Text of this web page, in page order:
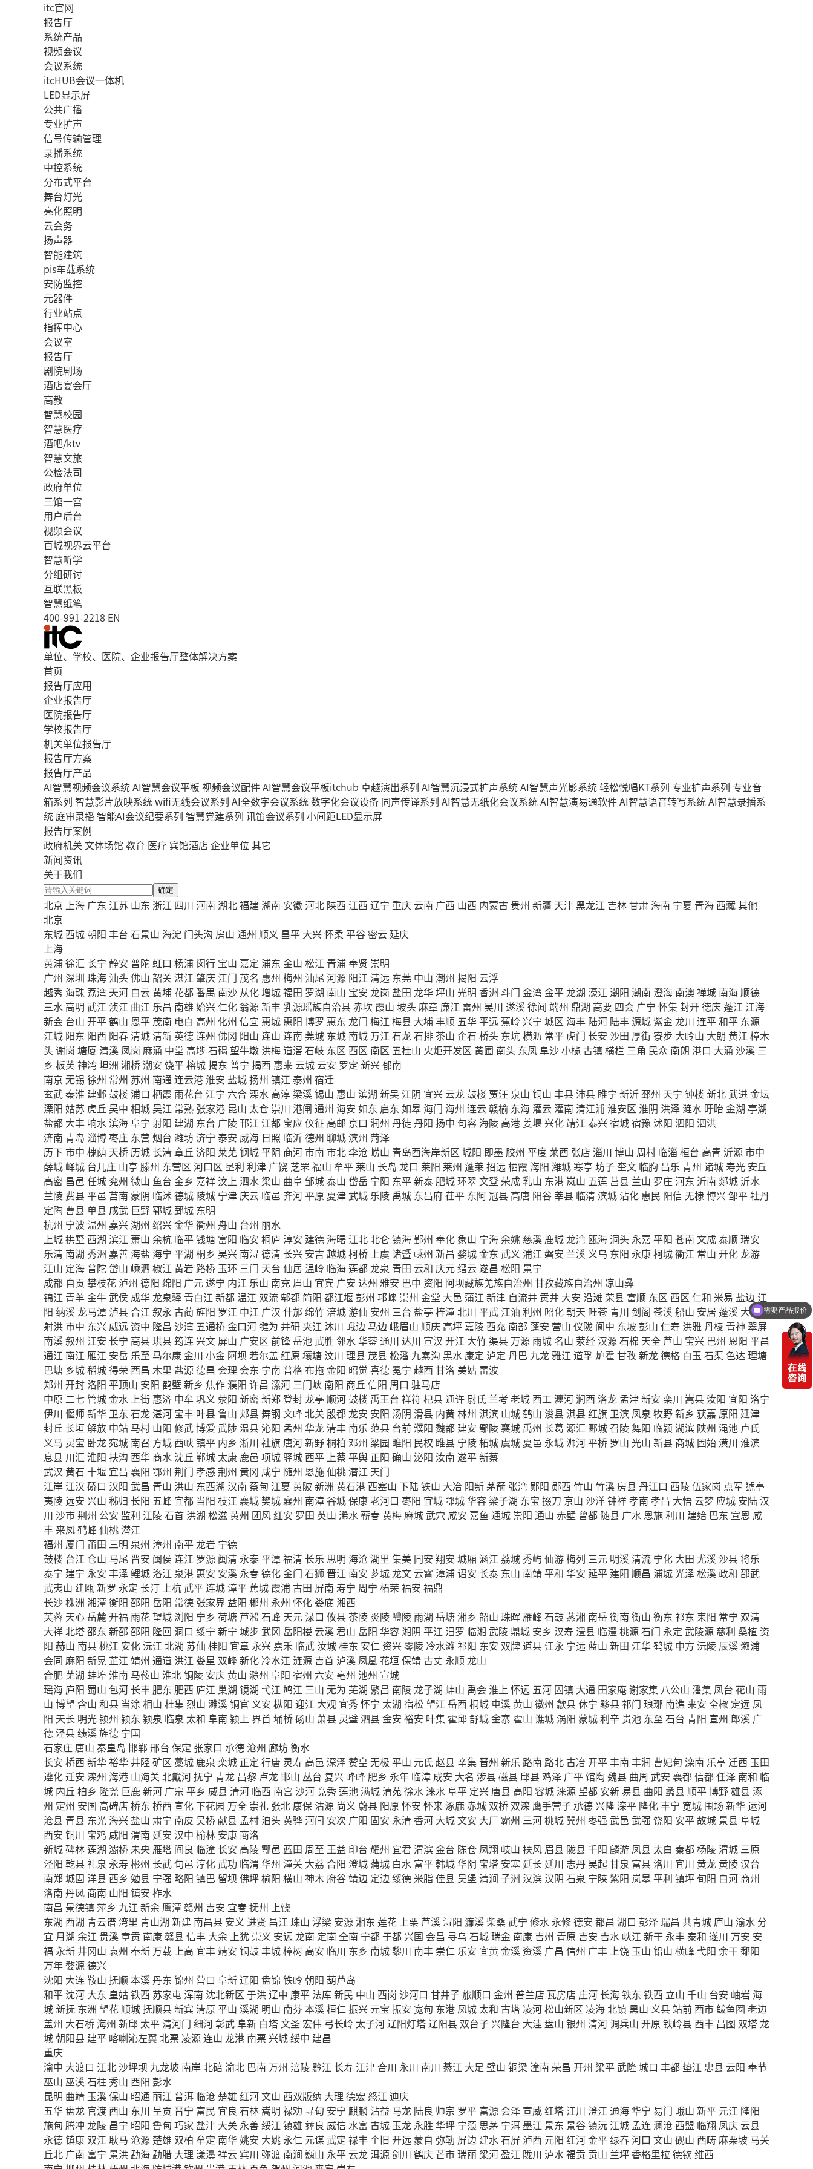
itc官网
报告厅
系统产品
视频会议
会议系统
itcHUB会议一体机
LED显示屏
公共广播
专业扩声
信号传输管理
录播系统
中控系统
分布式平台
舞台灯光
亮化照明
云会务
扬声器
智能建筑
pis车载系统
安防监控
元器件
行业站点
指挥中心
会议室
报告厅
剧院剧场
酒店宴会厅
高教
智慧校园
智慧医疗
酒吧/ktv
智慧文旅
公检法司
政府单位
三馆一宫
用户后台
视频会议
百城视界云平台
智慧听学
分组研讨
互联黑板
智慧纸笔
400-991-2218 EN
单位、学校、医院、企业报告厅整体解决方案
首页
报告厅应用
企业报告厅
医院报告厅
学校报告厅
机关单位报告厅
报告厅方案
报告厅产品
AI智慧视频会议系统AI智慧会议平板 视频会议配件AI智慧会议平板itchub 卓越演出系列 AI智慧沉浸式扩声系统AI智慧声光影系统轻松悦唱KT系列 专业扩声系列 专业音
箱系列 智慧影片放映系统wifi无线会议系列 AI全数字会议系统数字化会议设备 同声传译系列 AI智慧无纸化会议系统AI智慧演易通软件AI智慧语音转写系统AI智慧录播系
统 庭审录播智能AI会议纪要系列 智慧党建系列 讯笛会议系列 小间距LED显示屏
报告厅案例
政府机关 文体场馆 教育 医疗 宾馆酒店 企业单位 其它
新闻资讯
关于我们
确定
北京 上海 广东 江苏 山东 浙江 四川 河南 湖北福建湖南 安徽河北 陕西 江西 辽宁 重庆 云南 广西 山西 内蒙古 贵州 新疆 天津黑龙江 吉林甘肃 海南 宁夏 青海 西藏其他
北京
东城 西城朝阳 丰台 石景山 海淀 门头沟 房山 通州 顺义 昌平 大兴怀柔平谷 密云延庆
上海
黄浦徐汇 长宁 静安 普陀 虹口 杨浦 闵行 宝山 嘉定 浦东 金山 松江 青浦奉贤 崇明
广州 深圳 珠海 汕头佛山 韶关 湛江 肇庆 江门 茂名 惠州 梅州 汕尾 河源 阳江 清远 东莞 中山 潮州 揭阳 云浮
越秀 海珠 荔湾 天河 白云黄埔 花都番禺 南沙 从化增城福田 罗湖 南山 宝安 龙岗 盐田 龙华坪山 光明 香洲 斗门 金湾金平龙湖 濠江 潮阳 潮南 澄海 南澳禅城 南海 顺德
三水 高明 武江 浈江 曲江 乐昌 南雄 始兴仁化 翁源新丰乳源瑶族自治县赤坎 霞山 坡头麻章 廉江 雷州 吴川 遂溪徐闻 端州 鼎湖 高要 四会 广宁 怀集封开德庆 蓬江 江海
新会 台山 开平鹤山 恩平 茂南 电白 高州 化州 信宜 惠城 惠阳 博罗 惠东 龙门 梅江 梅县 大埔丰顺 五华平远 蕉岭 兴宁 城区 海丰 陆河 陆丰源城紫金龙川 连平和平 东源
江城 阳东 阳西 阳春清城清新 英德连州 佛冈 阳山 连山 连南 莞城 东城 南城 万江 石龙石排茶山 企石 桥头 东坑横沥 常平 虎门 长安 沙田 厚街寮步 大岭山 大朗 黄江 樟木
头谢岗 塘厦 清溪 凤岗 麻涌 中堂 高埗石碣 望牛墩 洪梅道滘 石岐 东区 西区 南区 五桂山 火炬开发区 黄圃 南头 东凤阜沙小榄 古镇横栏 三角 民众 南朗 港口 大涌 沙溪 三
乡 板芙 神湾坦洲 湘桥潮安 饶平榕城揭东 普宁 揭西 惠来 云城 云安 罗定 新兴郁南
南京 无锡 徐州 常州 苏州 南通连云港淮安 盐城扬州 镇江 泰州 宿迁
玄武秦淮 建邺鼓楼 浦口 栖霞 雨花台 江宁 六合 溧水 高淳 梁溪锡山 惠山 滨湖 新吴 江阴 宜兴 云龙鼓楼 贾汪 泉山 铜山 丰县 沛县 睢宁 新沂邳州 天宁 钟楼 新北武进金坛
溧阳 姑苏 虎丘 吴中 相城吴江 常熟 张家港 昆山 太仓 崇川 港闸 通州 海安 如东 启东 如皋 海门 海州 连云赣榆 东海灌云灌南 清江浦淮安区 淮阴 洪泽 涟水 盱眙金湖 亭湖
盐都 大丰 响水滨海阜宁 射阳 建湖 东台 广陵邗江 江都 宝应 仪征 高邮 京口 润州 丹徒丹阳 扬中 句容 海陵 高港姜堰兴化靖江 泰兴宿城宿豫 沭阳 泗阳 泗洪
济南 青岛 淄博枣庄 东营 烟台 潍坊济宁 泰安 威海 日照 临沂德州 聊城滨州 菏泽
历下市中 槐荫 天桥 历城 长清章丘 济阳 莱芜钢城平阴 商河市南 市北李沧 崂山 青岛西海岸新区 城阳 即墨 胶州 平度 莱西 张店 淄川 博山 周村 临淄 桓台 高青 沂源市中
薛城 峄城 台儿庄 山亭 滕州 东营区 河口区 垦利 利津 广饶 芝罘福山 牟平 莱山 长岛 龙口 莱阳 莱州 蓬莱招远 栖霞 海阳 潍城 寒亭 坊子奎文 临朐 昌乐 青州 诸城寿光 安丘
高密 昌邑 任城 兖州 微山 鱼台 金乡 嘉祥 汶上 泗水 梁山 曲阜邹城泰山 岱岳 宁阳 东平新泰 肥城环翠文登 荣成乳山 东港 岚山 五莲 莒县 兰山 罗庄河东 沂南 郯城 沂水
兰陵 费县平邑 莒南 蒙阴 临沭德城 陵城 宁津 庆云 临邑 齐河平原 夏津武城 乐陵 禹城 东昌府茌平 东阿冠县 高唐 阳谷莘县 临清滨城 沾化 惠民 阳信无棣博兴邹平牡丹
定陶 曹县单县 成武 巨野 郓城 鄄城 东明
杭州 宁波 温州 嘉兴湖州 绍兴金华衢州 舟山 台州 丽水
上城拱墅 西湖 滨江 萧山 余杭 临平钱塘 富阳 临安 桐庐 淳安 建德 海曙 江北北仑镇海鄞州 奉化 象山 宁海余姚 慈溪 鹿城龙湾 瓯海洞头 永嘉 平阳 苍南 文成泰顺瑞安
乐清 南湖 秀洲 嘉善 海盐 海宁 平湖 桐乡 吴兴 南浔德清 长兴 安吉 越城柯桥 上虞 诸暨 嵊州 新昌 婺城金东 武义 浦江 磐安 兰溪 义乌 东阳 永康柯城衢江 常山 开化龙游
江山 定海普陀 岱山 嵊泗 椒江 黄岩 路桥 玉环 三门 天台 仙居 温岭 临海莲都龙泉 青田 云和 庆元缙云遂昌 松阳 景宁
成都 自贡 攀枝花 泸州 德阳 绵阳 广元遂宁 内江 乐山 南充 眉山 宜宾 广安 达州 雅安 巴中 资阳 阿坝藏族羌族自治州 甘孜藏族自治州 凉山彝
锦江 青羊金牛武侯 成华龙泉驿 青白江 新都 温江 双流郫都 简阳 都江堰彭州 邛崃 崇州 金堂 大邑 蒲江 新津 自流井 贡井 大安 沿滩 荣县 富顺 东区 西区 仁和 米易 盐边 江
阳 纳溪龙马潭 泸县合江 叙永古蔺旌阳 罗江 中江 广汉 什邡 绵竹 涪城游仙 安州 三台 盐亭 梓潼北川 平武 江油 利州 昭化朝天 旺苍 青川 剑阁 苍溪船山 安居 蓬溪 大英
射洪市中 东兴 威远 资中 隆昌 沙湾 五通桥金口河犍为 井研 夹江 沐川 峨边 马边 峨眉山 顺庆 高坪 嘉陵 西充 南部 蓬安 营山 仪陇 阆中 东坡彭山 仁寿 洪雅丹棱 青神 翠屏
南溪叙州 江安 长宁 高县珙县筠连兴文 屏山 广安区 前锋岳池武胜 邻水华蓥 通川 达川 宣汉 开江 大竹 渠县 万源雨城 名山 荥经汉源石棉 天全 芦山 宝兴 巴州 恩阳 平昌
通江 南江 雁江 安岳 乐至 马尔康金川 小金 阿坝 若尔盖 红原 壤塘 汶川 理县 茂县松潘 九寨沟 黑水 康定 泸定 丹巴 九龙雅江 道孚炉霍 甘孜新龙德格 白玉 石渠色达 理塘
巴塘 乡城稻城得荣 西昌 木里 盐源德昌 会理 会东 宁南 普格布拖金阳 昭觉 喜德 冕宁 越西 甘洛 美姑 雷波
郑州 开封洛阳 平顶山 安阳 鹤壁新乡 焦作濮阳 许昌 漯河 三门峡 南阳 商丘 信阳 周口 驻马店
中原 二七 管城金水 上街 惠济 中牟巩义 荥阳 新密 新郑登封龙亭 顺河鼓楼 禹王台 祥符 杞县通许 尉氏 兰考 老城 西工瀍河涧西 洛龙 孟津新安 栾川 嵩县 汝阳 宜阳 洛宁
伊川 偃师新华 卫东 石龙湛河 宝丰 叶县鲁山 郏县舞钢 文峰 北关 殷都龙安 安阳 汤阴 滑县 内黄林州 淇滨 山城鹤山 浚县淇县红旗 卫滨 凤泉 牧野新乡 获嘉 原阳 延津
封丘 长垣解放 中站 马村 山阳 修武博爱 武陟 温县沁阳 孟州 华龙清丰 南乐 范县 台前濮阳 魏都 建安 鄢陵襄城 禹州 长葛 源汇 郾城召陵舞阳 临颍 湖滨 陕州 渑池 卢氏
义马 灵宝 卧龙宛城 南召 方城 西峡镇平 内乡 淅川 社旗 唐河新野桐柏 邓州 梁园 睢阳 民权 睢县 宁陵柘城 虞城 夏邑 永城浉河平桥 罗山 光山 新县 商城 固始潢川 淮滨
息县 川汇 淮阳 扶沟 西华 商水 沈丘 郸城 太康 鹿邑 项城驿城 西平 上蔡 平舆 正阳 确山 泌阳 汝南 遂平新蔡
武汉 黄石 十堰 宜昌 襄阳 鄂州 荆门 孝感荆州 黄冈 咸宁 随州 恩施仙桃潜江 天门
江岸 江汉 硚口 汉阳 武昌 青山 洪山 东西湖 汉南 蔡甸 江夏 黄陂 新洲 黄石港 西塞山 下陆铁山 大冶 阳新茅箭 张湾 郧阳 郧西 竹山 竹溪 房县丹江口 西陵伍家岗 点军 猇亭
夷陵远安 兴山 秭归 长阳 五峰 宜都 当阳 枝江 襄城樊城襄州 南漳谷城保康老河口 枣阳 宜城鄂城华容 梁子湖 东宝 掇刀 京山 沙洋钟祥孝南 孝昌 大悟 云梦 应城 安陆汉
川 沙市荆州 公安 监利 江陵石首 洪湖 松滋黄州 团风红安 罗田 英山 浠水蕲春黄梅麻城武穴 咸安 嘉鱼 通城 崇阳 通山 赤壁 曾都 随县 广水 恩施利川 建始 巴东 宣恩 咸
丰 来凤鹤峰 仙桃潜江
福州 厦门 莆田 三明 泉州 漳州 南平龙岩 宁德
鼓楼 台江 仓山 马尾 晋安 闽侯连江 罗源 闽清 永泰平潭福清 长乐 思明 海沧 湖里 集美 同安 翔安 城厢 涵江 荔城秀屿仙游梅列 三元 明溪清流 宁化 大田 尤溪沙县将乐
泰宁 建宁 永安 丰泽鲤城洛江 泉港 惠安 安溪 永春德化金门 石狮 晋江 南安 芗城龙文 云霄 漳浦诏安 长泰 东山 南靖平和 华安 延平 建阳 顺昌 浦城光泽松溪政和 邵武
武夷山 建瓯新罗 永定 长汀 上杭武平连城 漳平 蕉城 霞浦古田 屏南 寿宁 周宁 柘荣 福安 福鼎
长沙株洲 湘潭衡阳 邵阳 岳阳 常德 张家界 益阳 郴州 永州 怀化 娄底湘西
芙蓉 天心岳麓开福 雨花望城 浏阳 宁乡 荷塘 芦淞石峰 天元 渌口 攸县茶陵 炎陵醴陵雨湖 岳塘湘乡 韶山 珠晖 雁峰 石鼓 蒸湘 南岳衡南 衡山 衡东 祁东 耒阳 常宁 双清
大祥北塔邵东 新邵邵阳 隆回 洞口 绥宁 新宁 城步 武冈 岳阳楼 云溪君山 岳阳 华容湘阴 平江 汨罗 临湘 武陵鼎城 安乡 汉寿 澧县 临澧桃源石门 永定 武陵源 慈利 桑植 资
阳 赫山 南县桃江 安化沅江 北湖 苏仙 桂阳 宜章 永兴 嘉禾 临武 汝城桂东 安仁 资兴零陵 冷水滩 祁阳 东安 双牌道县 江永 宁远 蓝山 新田 江华鹤城 中方 沅陵 辰溪 溆浦
会同 麻阳 新晃 芷江 靖州 通道 洪江 娄星 双峰 新化 冷水江 涟源 吉首 泸溪 凤凰 花垣保靖古丈 永顺龙山
合肥 芜湖 蚌埠淮南 马鞍山 淮北铜陵 安庆黄山 滁州 阜阳 宿州 六安 亳州 池州 宣城
瑶海 庐阳 蜀山 包河 长丰 肥东 肥西 庐江 巢湖 镜湖 弋江 鸠江 三山 无为 芜湖 繁昌 南陵龙子湖 蚌山 禹会淮上 怀远 五河 固镇 大通 田家庵谢家集 八公山 潘集 凤台 花山 雨
山 博望 含山 和县 当涂相山 杜集 烈山 濉溪铜官 义安 枞阳 迎江 大观 宜秀怀宁 太湖 宿松 望江 岳西 桐城 屯溪黄山 徽州 歙县休宁 黟县祁门 琅琊 南谯 来安 全椒 定远 凤
阳 天长 明光颍州 颍东 颍泉 临泉 太和 阜南 颍上 界首埇桥砀山 萧县 灵璧泗县金安 裕安 叶集 霍邱舒城金寨 霍山 谯城 涡阳 蒙城利辛 贵池 东至 石台 青阳 宣州 郎溪 广
德 泾县绩溪旌德 宁国
石家庄 唐山 秦皇岛 邯郸 邢台 保定 张家口 承德 沧州 廊坊衡水
长安 桥西 新华裕华 井陉矿区 藁城 鹿泉 栾城 正定 行唐 灵寿 高邑 深泽 赞皇 无极 平山 元氏赵县辛集 晋州 新乐 路南 路北古冶 开平丰南 丰润 曹妃甸 滦南 乐亭 迁西 玉田
遵化迁安 滦州 海港 山海关 北戴河抚宁 青龙 昌黎 卢龙邯山 丛台 复兴 峰峰 肥乡 永年 临漳 成安 大名 涉县磁县邱县鸡泽 广平馆陶 魏县 曲周 武安 襄都信都任泽 南和 临
城 内丘 柏乡 隆尧 巨鹿新河 广宗 平乡 威县清河 临西 南宫 沙河竞秀莲池 满城清苑徐水 涞水阜平 定兴 唐县 高阳 容城 涞源望都 安新易县 曲阳 蠡县 顺平博野雄县涿
州 定州 安国 高碑店 桥东 桥西 宣化下花园 万全 崇礼 张北 康保 沽源 尚义 蔚县 阳原 怀安 怀来涿鹿赤城 双桥 双滦 鹰手营子承德兴隆 滦平 隆化丰宁 宽城 围场 新华运河
沧县 青县 东光 海兴 盐山 肃宁 南皮 吴桥献县 孟村 泊头黄骅河间 安次 广阳 固安 永清 香河 大城文安 大厂 霸州 三河桃城冀州 枣强 武邑 武强 饶阳 安平故城 景县阜城
西安 铜川 宝鸡 咸阳 渭南 延安 汉中 榆林 安康 商洛
新城碑林莲湖 灞桥未央 雁塔 阎良 临潼 长安 高陵鄠邑 蓝田 周至 王益 印台 耀州 宜君渭滨金台 陈仓 凤翔 岐山 扶风 眉县 陇县千阳 麟游 凤县 太白 秦都杨陵渭城 三原
泾阳 乾县礼泉 永寿彬州 长武旬邑 淳化武功 临渭 华州 潼关 大荔 合阳 澄城蒲城 白水 富平韩城华阴 宝塔 安塞延长 延川 志丹吴起甘泉 富县洛川 宜川 黄龙黄陵汉台
南郑城固 洋县 西乡 勉县 宁强 略阳 镇巴 留坝 佛坪榆阳 横山 神木 府谷靖边 定边绥德 米脂佳县吴堡 清涧 子洲 汉滨汉阴 石泉 宁陕紫阳 岚皋平利 镇坪旬阳 白河 商州
洛南 丹凤 商南 山阳 镇安 柞水
南昌 景德镇萍乡 九江 新余 鹰潭赣州 吉安 宜春抚州 上饶
东湖 西湖 青云谱湾里 青山湖 新建 南昌县 安义 进贤 昌江 珠山 浮梁 安源湘东 莲花 上栗 芦溪 浔阳 濂溪柴桑武宁 修水 永修德安 都昌 湖口 彭泽瑞昌 共青城 庐山 渝水 分
宜 月湖 余江 贵溪章贡 南康赣县信丰 大余 上犹 崇义 安远 龙南 定南 全南 宁都于都兴国 会昌 寻乌 石城瑞金 南康 吉州 青原 吉安 吉水 峡江 新干 永丰泰和 遂川 万安 安
福 永新 井冈山 袁州 奉新 万载 上高 宜丰靖安 铜鼓丰城樟树 高安 临川 东乡 南城黎川 南丰 崇仁 乐安 宜黄金溪 资溪 广昌 信州 广丰 上饶 玉山 铅山 横峰 弋阳 余干鄱阳
万年婺源德兴
沈阳 大连鞍山 抚顺本溪丹东 锦州 营口 阜新辽阳 盘锦 铁岭 朝阳 葫芦岛
和平 沈河 大东 皇姑铁西 苏家屯 浑南 沈北新区 于洪辽中 康平 法库新民 中山 西岗 沙河口 甘井子旅顺口 金州 普兰店 瓦房店 庄河 长海铁东 铁西 立山 千山 台安 岫岩 海
城新抚 东洲 望花 顺城抚顺县新宾 清原 平山 溪湖 明山 南芬 本溪桓仁振兴 元宝 振安 宽甸 东港 凤城 太和 古塔 凌河松山新区 凌海北镇黑山 义县 站前 西市 鲅鱼圈 老边
盖州 大石桥 海州 新邱 太平清河门 细河彰武阜新 白塔文圣宏伟 弓长岭 太子河辽阳灯塔辽阳县 双台子兴隆台 大洼 盘山 银州 清河调兵山 开原 铁岭县 西丰 昌图 双塔龙
城朝阳县 建平 喀喇沁左翼北票 凌源连山 龙港 南票兴城绥中 建昌
重庆
渝中 大渡口 江北沙坪坝 九龙坡 南岸北碚渝北 巴南 万州 涪陵黔江 长寿 江津合川 永川 南川 綦江 大足 璧山 铜梁潼南 荣昌 开州 梁平武隆城口 丰都 垫江 忠县 云阳 奉节
巫山 巫溪石柱 秀山 酉阳 彭水
昆明 曲靖 玉溪保山 昭通丽江 普洱 临沧 楚雄 红河文山 西双版纳 大理 德宏 怒江 迪庆
五华盘龙 官渡 西山 东川 呈贡 晋宁 富民 宜良 石林嵩明 禄劝 寻甸 安宁 麒麟 沾益 马龙 陆良 师宗 罗平 富源 会泽 宣威红塔 江川 澄江 通海华宁 易门 峨山 新平 元江 隆阳
施甸 腾冲 龙陵 昌宁 昭阳 鲁甸 巧家 盐津 大关 永善绥江 镇雄 彝良 威信水富 古城 玉龙 永胜 华坪 宁蒗 思茅 宁洱 墨江 景东 景谷镇沅 江城 孟连 澜沧 西盟 临翔 凤庆 云县
永德镇康 双江 耿马 沧源 楚雄 双柏 牟定 南华姚安 大姚 永仁 元谋武定 禄丰个旧 开远 蒙自 弥勒 屏边 建水石屏 泸西 元阳 红河金平绿春河口 文山 砚山 西畴麻栗坡 马关
丘北 广南 富宁 景洪 勐海 勐腊 大理 漾濞祥云 宾川 弥渡 南涧 巍山 永平 云龙 洱源剑川 鹤庆 芒市瑞丽 梁河盈江 陇川 泸水福贡 贡山 兰坪 香格里拉 德钦维西
可以定制方案吗？